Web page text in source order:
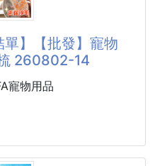
單】【批發】寵物
260802-14
寵物用品